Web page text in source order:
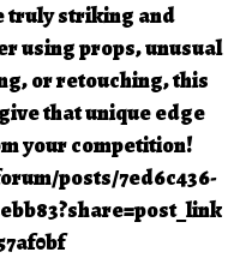
truly striking and
using props, unusual
or retouching, this
that unique edge
your competition!
posts/7ed6c436-